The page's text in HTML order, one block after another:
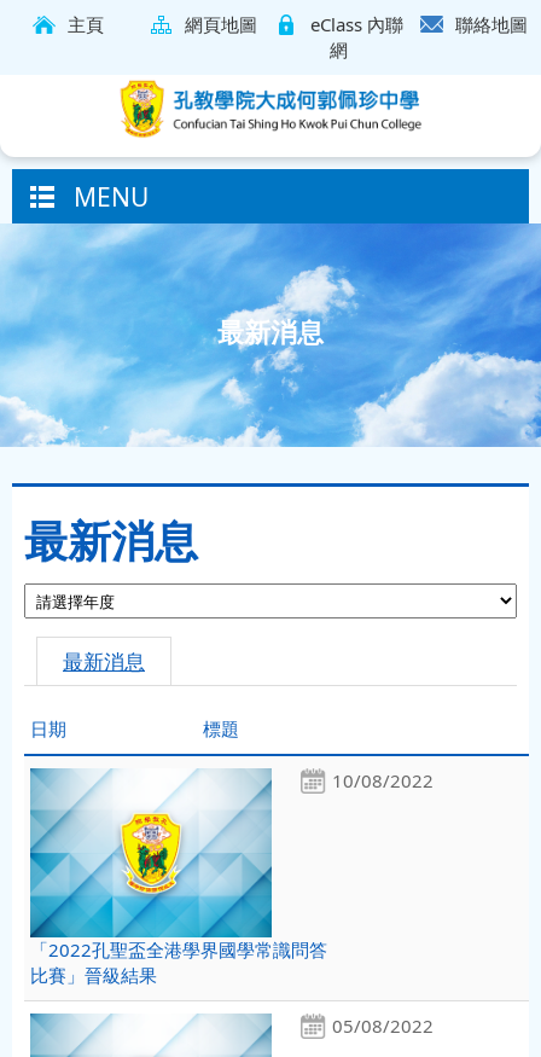
主頁 網頁地圖
eClass 內聯
網
聯絡地圖
MENU
最新消息
最新消息
最新消息
日期 標題
10/08/2022
「2022孔聖盃全港學界國學常識問答
比賽」晉級結果
05/08/2022